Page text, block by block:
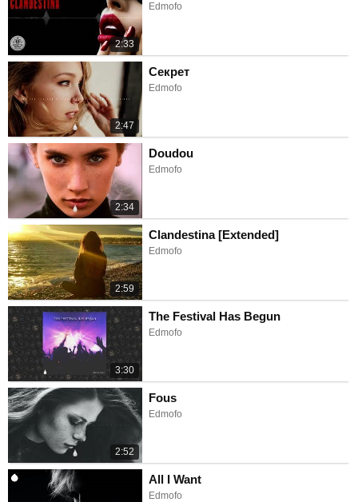
2:33
Edmofo
2:47
Секрет
Edmofo
2:34
Doudou
Edmofo
2:59
Clandestina [Extended]
Edmofo
3:30
The Festival Has Begun
Edmofo
2:52
Fous
Edmofo
All I Want
Edmofo